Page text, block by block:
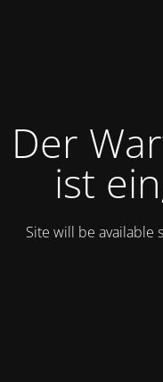
Der
ist
Site will be available